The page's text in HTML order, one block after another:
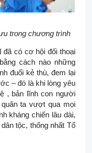
trong chương trình
có cơ hội đối thoại
cách nào những
đuổi kẻ thù, đem lại
– đó là khi lòng yêu
, bản lĩnh con người
ta vượt qua mọi
kháng chiến lâu dài,
tộc, thống nhất Tổ